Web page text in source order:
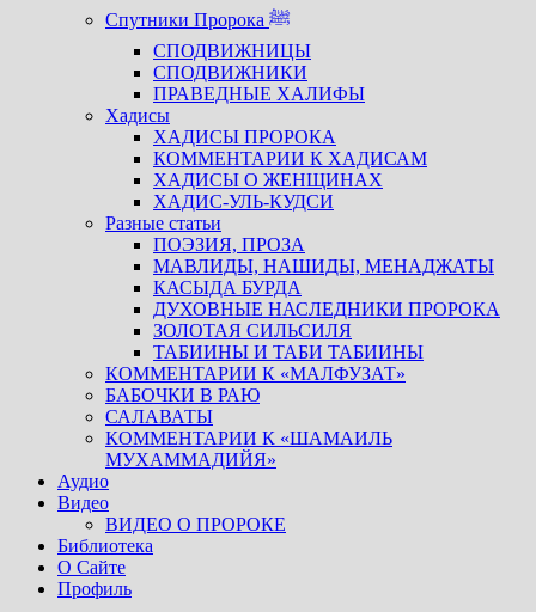
Спутники Пророка ﷺ
СПОДВИЖНИЦЫ
СПОДВИЖНИКИ
ПРАВЕДНЫЕ ХАЛИФЫ
Хадисы
ХАДИСЫ ПРОРОКА
КОММЕНТАРИИ К ХАДИСАМ
ХАДИСЫ О ЖЕНЩИНАХ
ХАДИС-УЛЬ-КУДСИ
Разные статьи
ПОЭЗИЯ, ПРОЗА
МАВЛИДЫ, НАШИДЫ, МЕНАДЖАТЫ
КАСЫДА БУРДА
ДУХОВНЫЕ НАСЛЕДНИКИ ПРОРОКА
ЗОЛОТАЯ СИЛЬСИЛЯ
ТАБИИНЫ И ТАБИ ТАБИИНЫ
КОММЕНТАРИИ К «МАЛФУЗАТ»
БАБОЧКИ В РАЮ
САЛАВАТЫ
КОММЕНТАРИИ К «ШАМАИЛЬ
МУХАММАДИЙЯ»
Аудио
Видео
ВИДЕО О ПРОРОКЕ
Библиотека
О Сайте
Профиль